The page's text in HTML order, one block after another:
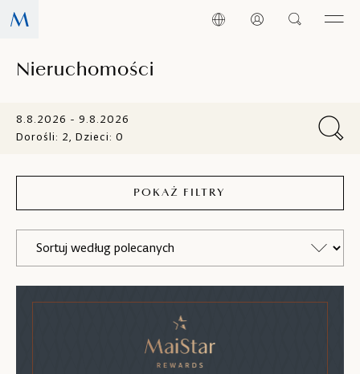
Nieruchomości
8.8.2026 - 9.8.2026
Dorośli: 2, Dzieci: 0
POKAŻ FILTRY